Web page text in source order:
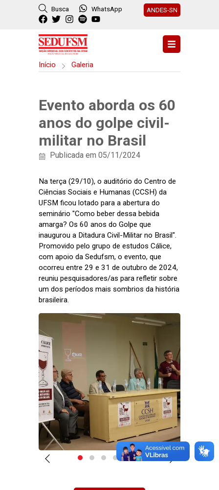
Busca WhatsApp ANDES-SN
Início Galeria
Evento aborda os 60
anos do golpe civil-
militar no Brasil
Publicada em 05/11/2024
Na terça (29/10), o auditório do Centro de
Ciências Sociais e Humanas (CCSH) da
UFSM ficou lotado para a abertura do
seminário "Como beber dessa bebida
amarga? Os 60 anos do Golpe que
inaugurou a Ditadura Civil-Militar no Brasil".
Promovido pelo grupo de estudos Cálice,
com apoio da Sedufsm, o evento, que
ocorreu entre 29 e 31 de outubro de 2024,
reuniu pesquisadores/as para refletir sobre
um dos períodos mais sombrios da história
brasileira.